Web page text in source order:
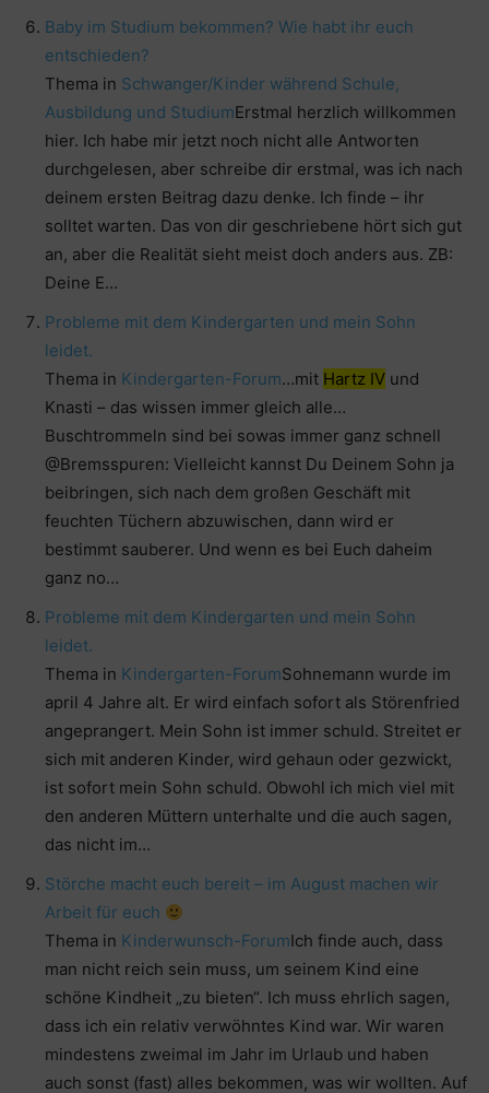
Baby im Studium bekommen? Wie habt ihr euch
entschieden?
Thema in Schwanger/Kinder während Schule,
Ausbildung und StudiumErstmal herzlich willkommen
hier. Ich habe mir jetzt noch nicht alle Antworten
durchgelesen, aber schreibe dir erstmal, was ich nach
deinem ersten Beitrag dazu denke. Ich finde – ihr
solltet warten. Das von dir geschriebene hört sich gut
an, aber die Realität sieht meist doch anders aus. ZB:
Deine E…
Probleme mit dem Kindergarten und mein Sohn
leidet.
Thema in Kindergarten-Forum…mit Hartz IV und
Knasti – das wissen immer gleich alle…
Buschtrommeln sind bei sowas immer ganz schnell
@Bremsspuren: Vielleicht kannst Du Deinem Sohn ja
beibringen, sich nach dem großen Geschäft mit
feuchten Tüchern abzuwischen, dann wird er
bestimmt sauberer. Und wenn es bei Euch daheim
ganz no…
Probleme mit dem Kindergarten und mein Sohn
leidet.
Thema in Kindergarten-ForumSohnemann wurde im
april 4 Jahre alt. Er wird einfach sofort als Störenfried
angeprangert. Mein Sohn ist immer schuld. Streitet er
sich mit anderen Kinder, wird gehaun oder gezwickt,
ist sofort mein Sohn schuld. Obwohl ich mich viel mit
den anderen Müttern unterhalte und die auch sagen,
das nicht im…
Störche macht euch bereit – im August machen wir
Arbeit für euch
Thema in Kinderwunsch-ForumIch finde auch, dass
man nicht reich sein muss, um seinem Kind eine
schöne Kindheit „zu bieten“. Ich muss ehrlich sagen,
dass ich ein relativ verwöhntes Kind war. Wir waren
mindestens zweimal im Jahr im Urlaub und haben
auch sonst (fast) alles bekommen, was wir wollten. Auf